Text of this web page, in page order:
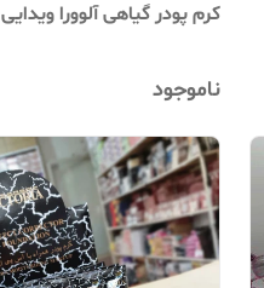
کرم پودر گیاهی آلوورا ویدایی
ناموجود